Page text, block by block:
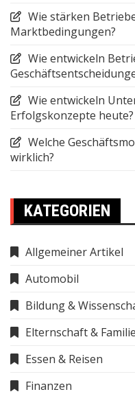
Wie stärken
Marktbedingungen?
Wie entwickeln
Wie entwickeln
Erfolgskonzepte heute?
Welche
wirklich?
KATEGORIEN
Allgemeiner Artikel
Automobil
Bildung &
Elternschaft & Familie
Essen & Reisen
Finanzen